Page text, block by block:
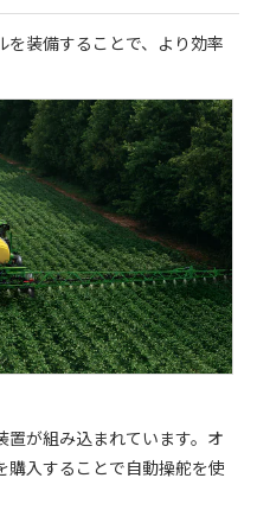
を装備することで、より効率
置が組み込まれています。オ
購入することで自動操舵を使